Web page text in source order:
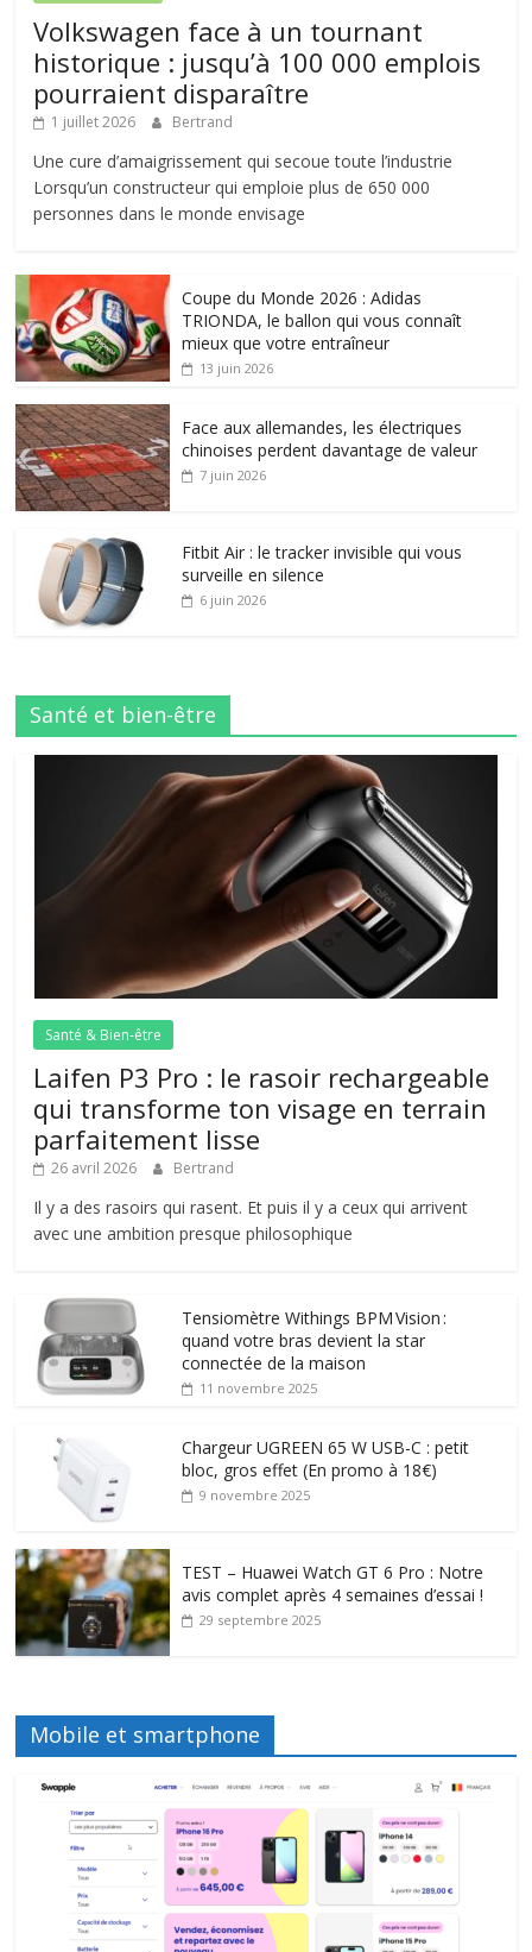
Volkswagen face à un tournant
historique : jusqu’à 100 000 emplois
pourraient disparaître
1 juillet 2026 Bertrand
Une cure d’amaigrissement qui secoue toute l’industrie
Lorsqu’un constructeur qui emploie plus de 650 000
personnes dans le monde envisage
Coupe du Monde 2026 : Adidas
TRIONDA, le ballon qui vous connaît
mieux que votre entraîneur
13 juin 2026
Face aux allemandes, les électriques
chinoises perdent davantage de valeur
7 juin 2026
Fitbit Air : le tracker invisible qui vous
surveille en silence
6 juin 2026
Santé et bien-être
Santé & Bien-être
Laifen P3 Pro : le rasoir rechargeable
qui transforme ton visage en terrain
parfaitement lisse
26 avril 2026 Bertrand
Il y a des rasoirs qui rasent. Et puis il y a ceux qui arrivent
avec une ambition presque philosophique
Tensiomètre Withings BPM Vision :
quand votre bras devient la star
connectée de la maison
11 novembre 2025
Chargeur UGREEN 65 W USB-C : petit
bloc, gros effet (En promo à 18€)
9 novembre 2025
TEST – Huawei Watch GT 6 Pro : Notre
avis complet après 4 semaines d’essai !
29 septembre 2025
Mobile et smartphone